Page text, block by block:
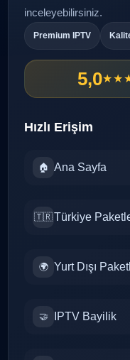
inceleyebilirsiniz.
Premium IPTV
5,0
Hızlı Erişim
🏠 Ana Sayfa
🇹🇷Türkiye
🌍 Yurt Dışı
🤝 IPTV Bayilik